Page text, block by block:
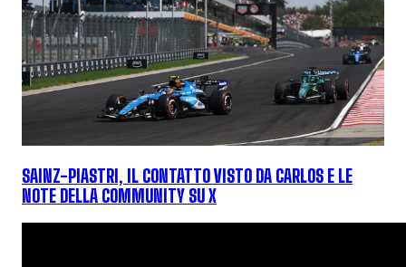
SAINZ-PIASTRI, IL CONTATTO VISTO DA CARLOS E LE
NOTE DELLA COMMUNITY SU X